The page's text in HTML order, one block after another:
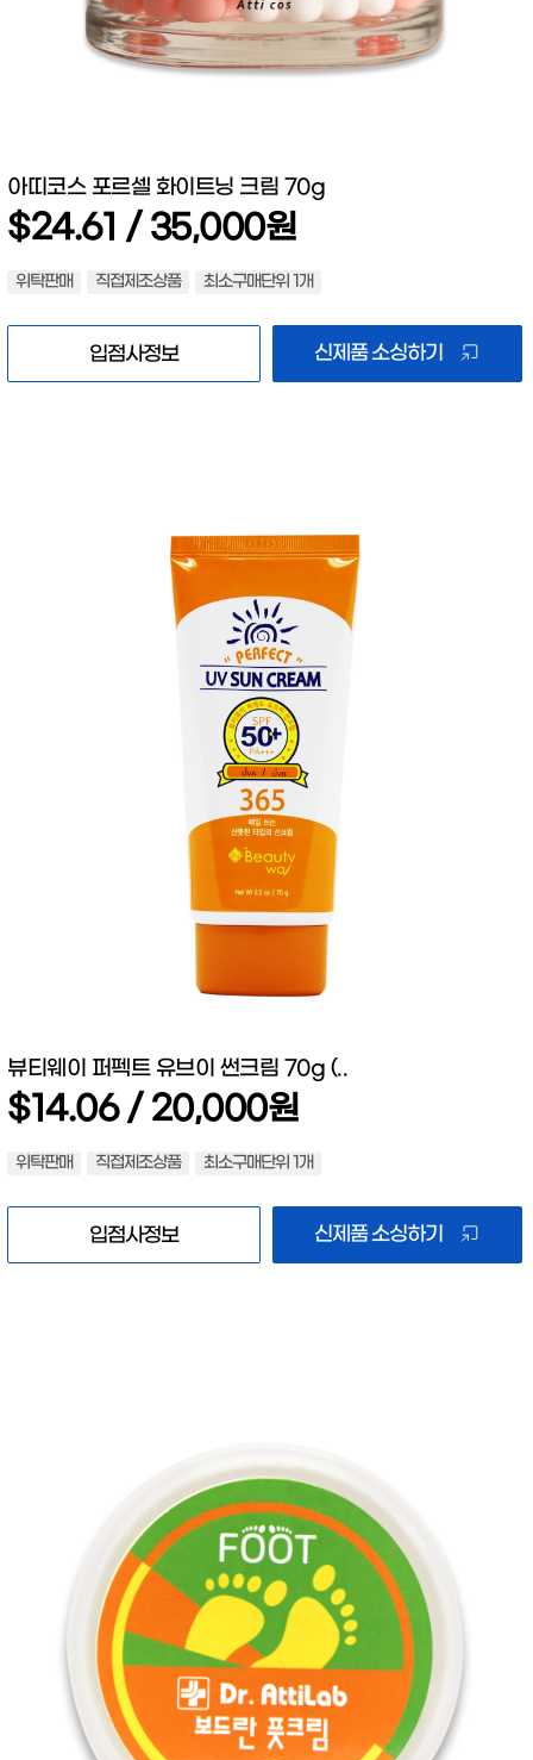
아띠코스 포르셀 화이트닝 크림 70g
$24.61 / 35,000원
위탁판매 직접제조상품 최소구매단위 1개
입점사정보 신제품 소싱하기
뷰티웨이 퍼펙트 유브이 썬크림 70g (..
$14.06 / 20,000원
위탁판매 직접제조상품 최소구매단위 1개
입점사정보 신제품 소싱하기